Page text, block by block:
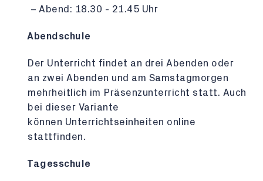
Abend: 18.30 - 21.45 Uhr
Abendschule
Der Unterricht findet an drei Abenden oder
an zwei Abenden und am Samstagmorgen
mehrheitlich im Präsenzunterricht statt. Auch
bei dieser Variante
können Unterrichtseinheiten online
stattfinden.
Tagesschule